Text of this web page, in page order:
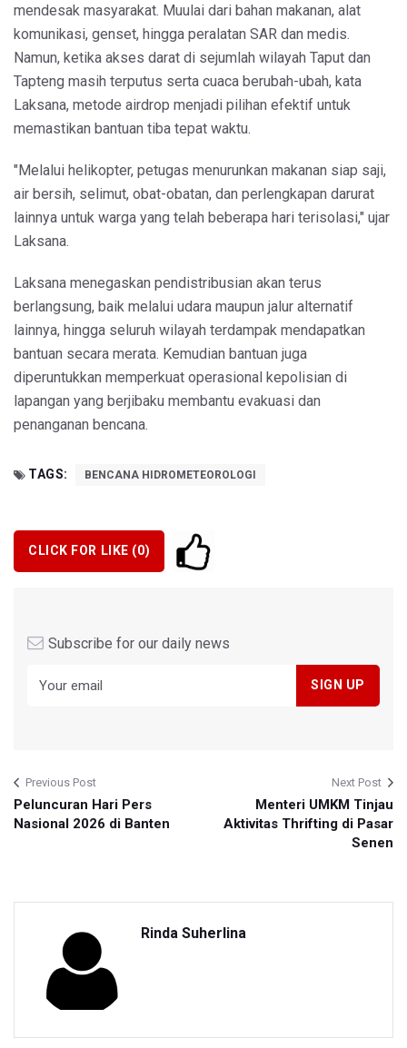
mendesak masyarakat. Muulai dari bahan makanan, alat
komunikasi, genset, hingga peralatan SAR dan medis.
Namun, ketika akses darat di sejumlah wilayah Taput dan
Tapteng masih terputus serta cuaca berubah-ubah, kata
Laksana, metode airdrop menjadi pilihan efektif untuk
memastikan bantuan tiba tepat waktu.
"Melalui helikopter, petugas menurunkan makanan siap saji,
air bersih, selimut, obat-obatan, dan perlengkapan darurat
lainnya untuk warga yang telah beberapa hari terisolasi," ujar
Laksana.
Laksana menegaskan pendistribusian akan terus
berlangsung, baik melalui udara maupun jalur alternatif
lainnya, hingga seluruh wilayah terdampak mendapatkan
bantuan secara merata. Kemudian bantuan juga
diperuntukkan memperkuat operasional kepolisian di
lapangan yang berjibaku membantu evakuasi dan
penanganan bencana.
TAGS: BENCANA HIDROMETEOROLOGI
CLICK FOR LIKE (0)
Subscribe for our daily news
Previous Post
Peluncuran Hari Pers
Nasional 2026 di Banten
Next Post
Menteri UMKM Tinjau
Aktivitas Thrifting di Pasar
Senen
Rinda Suherlina